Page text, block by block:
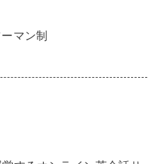
マン制